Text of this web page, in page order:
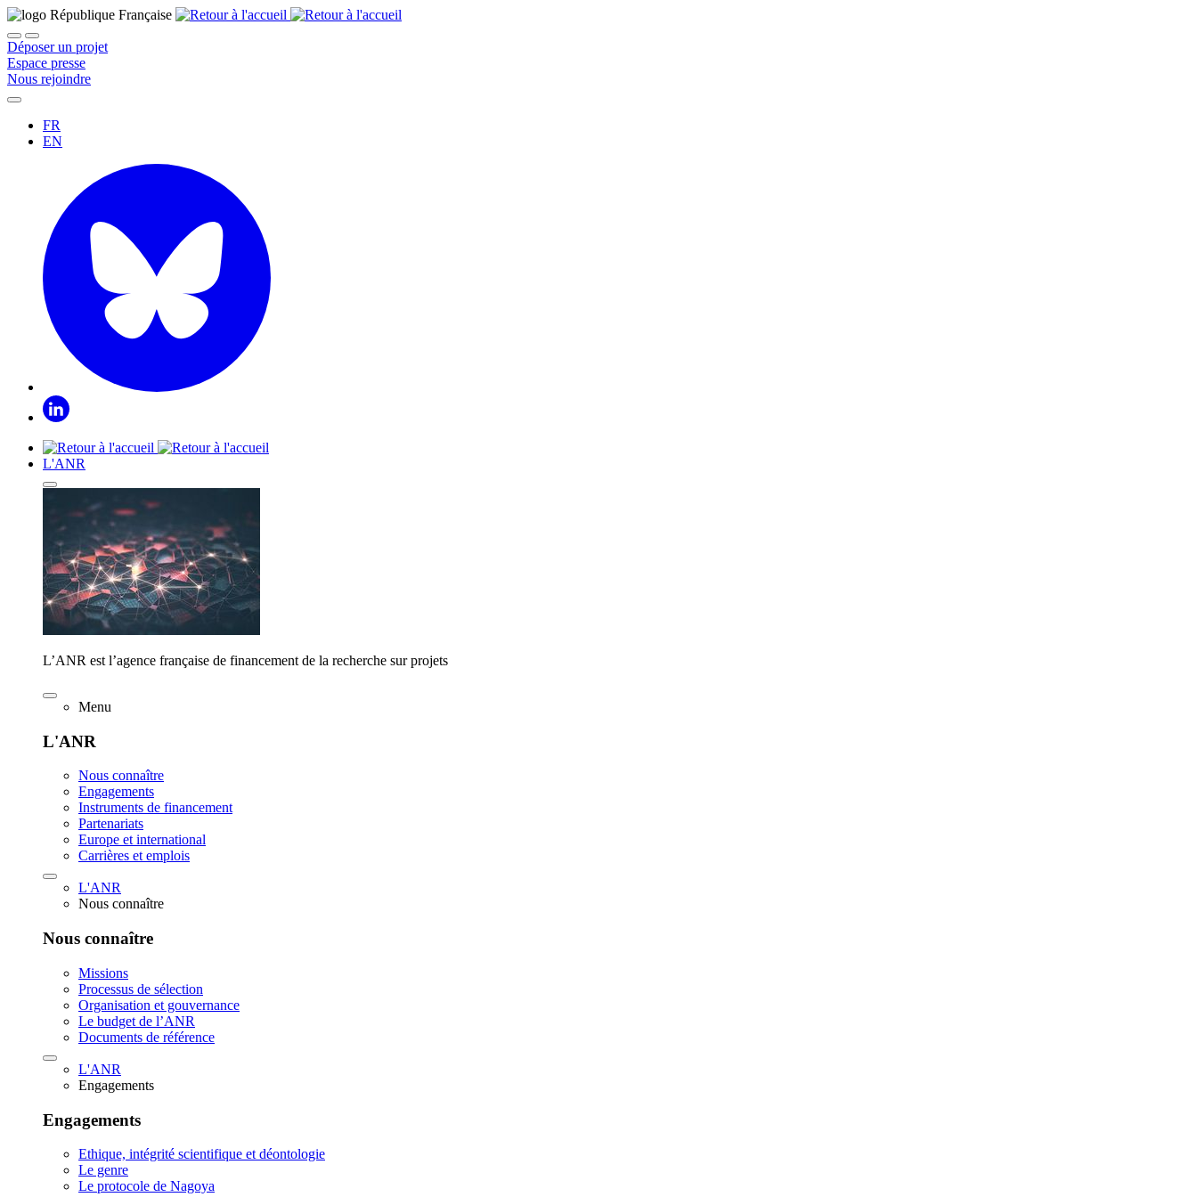
Déposer un projet
Espace presse
Nous rejoindre
FR
EN
L'ANR
L’ANR est l’agence française de financement de la recherche sur projets
Menu
L'ANR
Nous connaître
Engagements
Instruments de financement
Partenariats
Europe et international
Carrières et emplois
L'ANR
Nous connaître
Nous connaître
Missions
Processus de sélection
Organisation et gouvernance
Le budget de l’ANR
Documents de référence
L'ANR
Engagements
Engagements
Ethique, intégrité scientifique et déontologie
Le genre
Le protocole de Nagoya